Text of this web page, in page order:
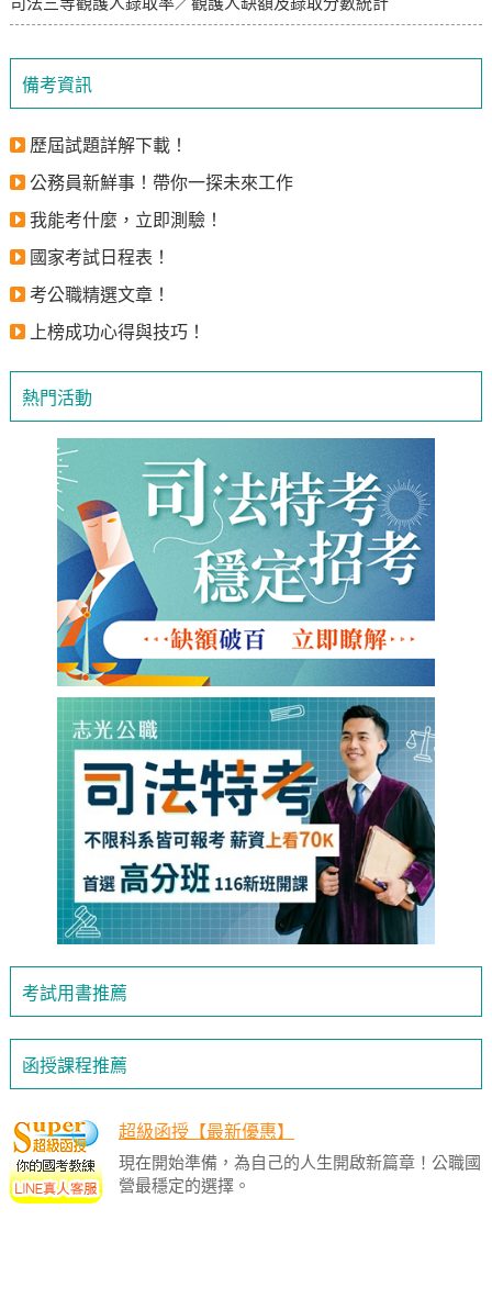
備考資訊
歷屆試題詳解下載！
公務員新鮮事！帶你一探未來工作
我能考什麼，立即測驗！
國家考試日程表！
考公職精選文章！
上榜成功心得與技巧！
熱門活動
考試用書推薦
函授課程推薦
超級函授【最新優惠】
現在開始準備，為自己的人生開啟新篇章！公職國
營最穩定的選擇。